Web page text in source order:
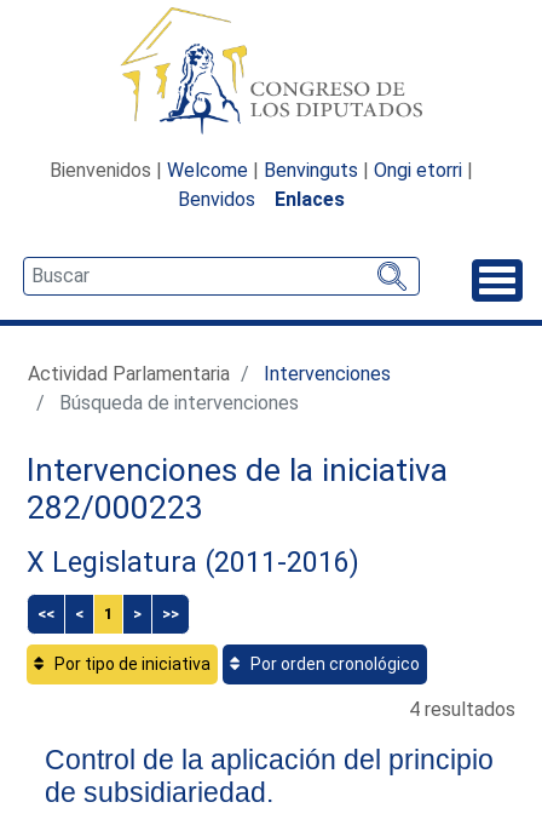
Bienvenidos | Welcome | Benvinguts | Ongi etorri |
Benvidos
Enlaces
Actividad Parlamentaria
Intervenciones
Búsqueda de intervenciones
Intervenciones de la iniciativa
282/000223
X Legislatura (2011-2016)
<< < 1 > >>
Por tipo de iniciativa Por orden cronológico
4 resultados
Control de la aplicación del principio
de subsidiariedad.